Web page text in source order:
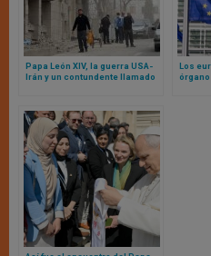
Papa León XIV, la guerra USA-
Irán y un contundente llamado
Los